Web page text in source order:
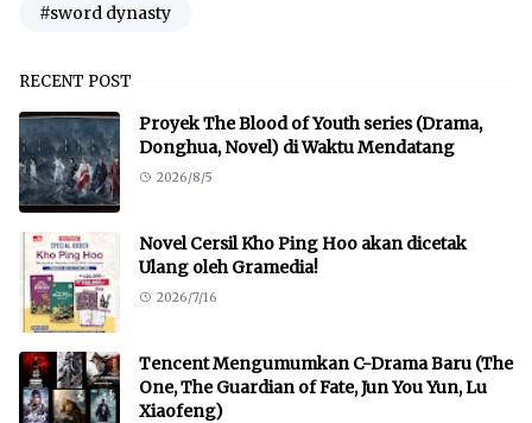
#sword dynasty
RECENT POST
Proyek The Blood of Youth series (Drama,
Donghua, Novel) di Waktu Mendatang
2026/8/5
Novel Cersil Kho Ping Hoo akan dicetak
Ulang oleh Gramedia!
2026/7/16
Tencent Mengumumkan C-Drama Baru (The
One, The Guardian of Fate, Jun You Yun, Lu
Xiaofeng)